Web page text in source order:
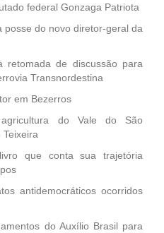
federal Gonzaga Patriota
posse do novo diretor-geral da
retomada de discussão para
Transnordestina
em Bezerros
do Vale do São
que conta sua trajetória
antidemocráticos ocorridos
do Auxílio Brasil para